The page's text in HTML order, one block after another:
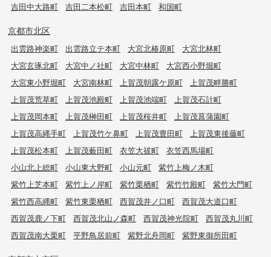
吉田中大路町
吉田二本松町 吉田本町 和国町
京都市北区
出雲路神楽町 出雲路立テ本町 大宮北椿原町
大宮北林町
大宮玄琢北町
大宮中ノ社町 大宮中林町
大宮西小野堀町
大宮東小野堀町
大宮南林町 上賀茂朝露ケ原町
上賀茂畔勝町
上賀茂荒草町
上賀茂池殿町 上賀茂池端町
上賀茂石計町
上賀茂岡本町
上賀茂榊田町 上賀茂桜井町
上賀茂菖蒲園町
上賀茂高縄手町
上賀茂竹ケ鼻町 上賀茂豊田町
上賀茂東後藤町
上賀茂松本町
上賀茂薮田町 衣笠大祓町
衣笠西馬場町
小山北上総町
小山東大野町 小山元町
紫竹上梅ノ木町
紫竹上芝本町
紫竹上ノ岸町 紫竹栗栖町 紫竹竹殿町
紫竹大門町
紫竹西高縄町
紫竹東栗栖町 西賀茂井ノ口町
西賀茂大道口町
西賀茂鹿ノ下町
西賀茂北山ノ森町 西賀茂神光院町
西賀茂丸川町
西賀茂南大栗町
平野鳥居前町 紫野北舟岡町 紫野東御所田町